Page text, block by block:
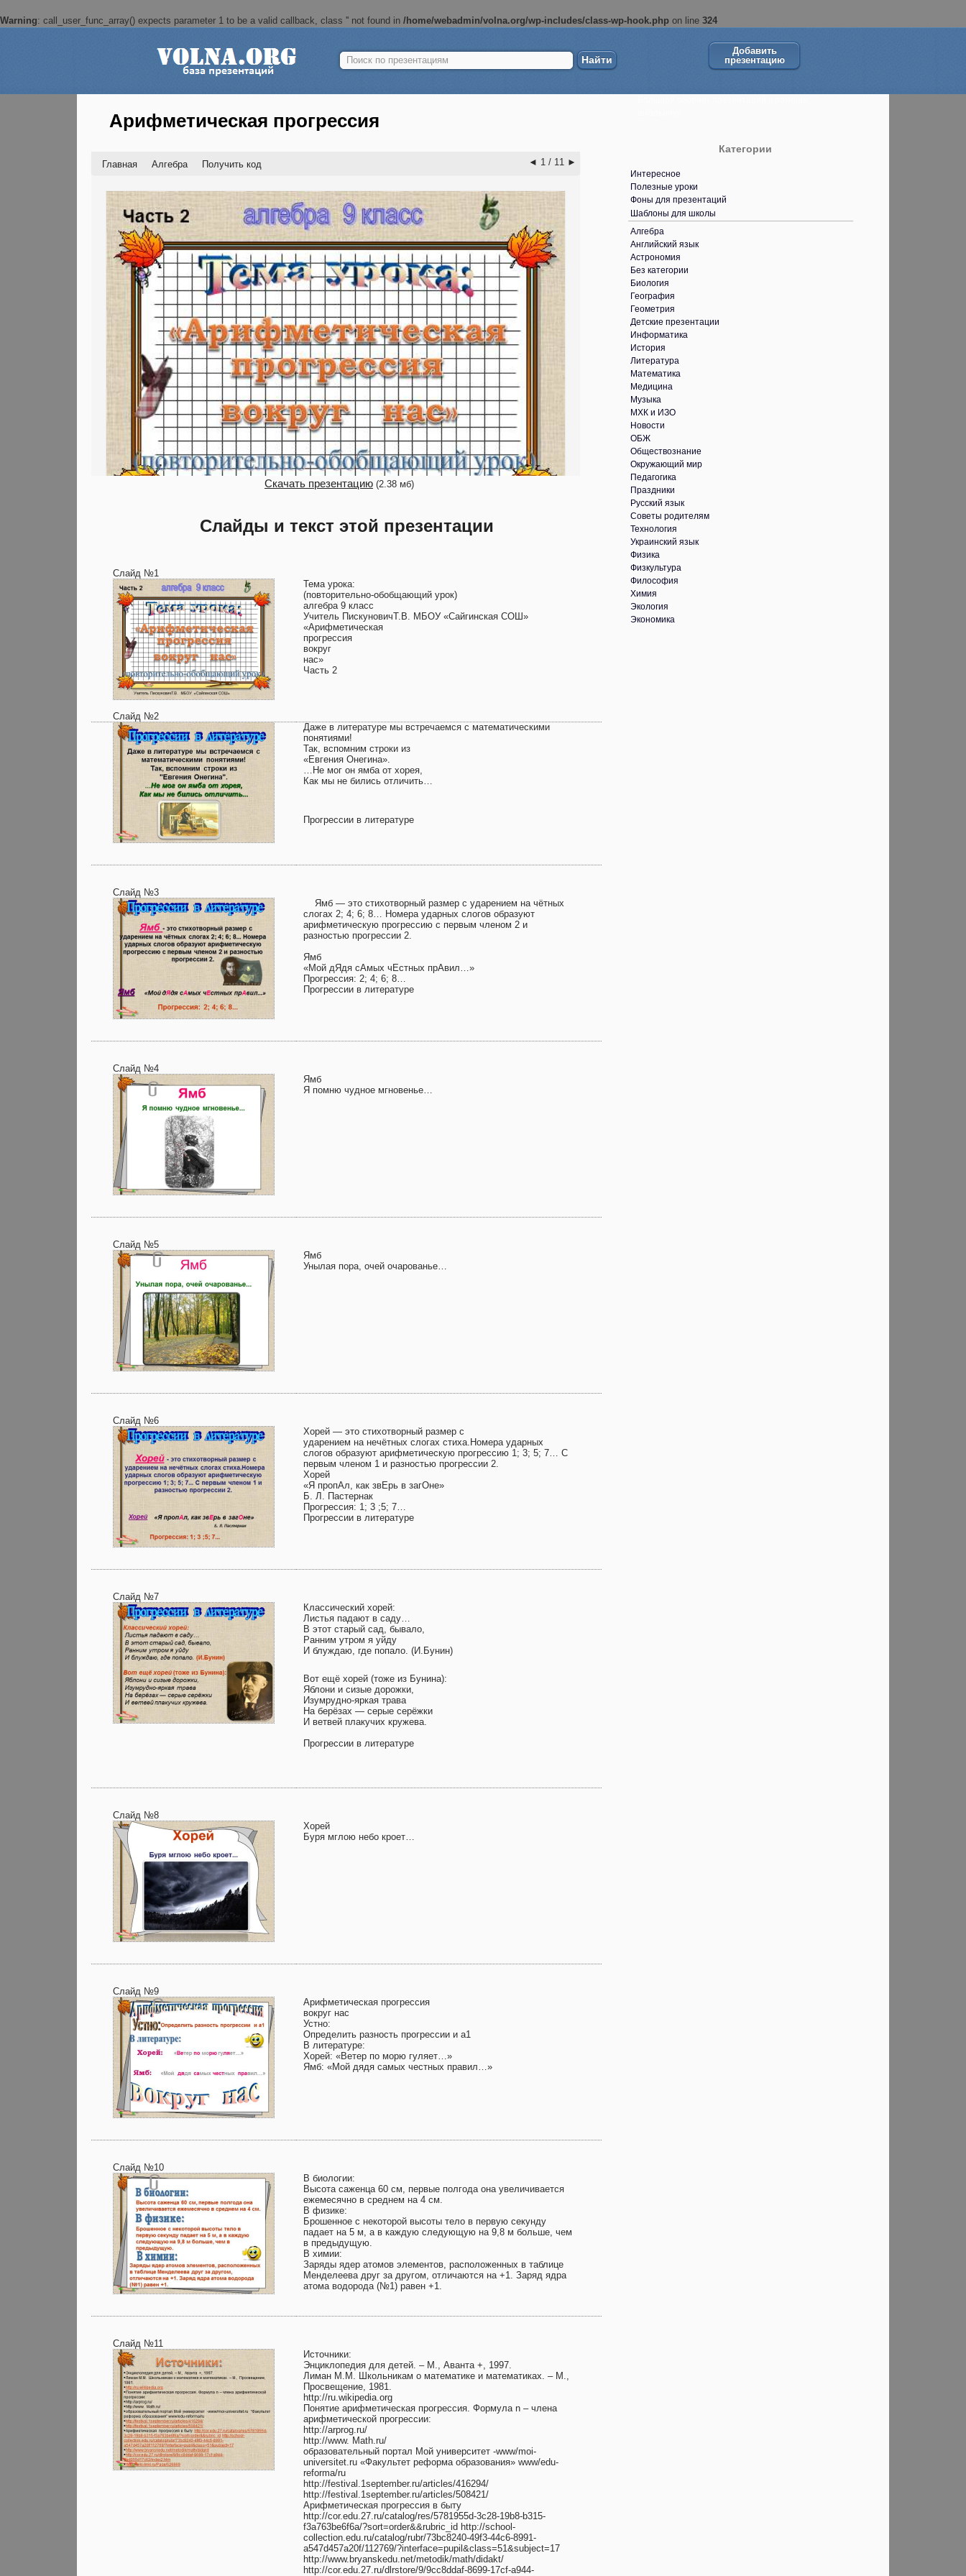
Warning: call_user_func_array() expects parameter 1 to be a valid callback, class '' not found in /home/webadmin/volna.org/wp-includes/class-wp-hook.php on line 324
Найти:
Добавить
презентацию
Арифметическая прогрессия
Главная Алгебра Получить код ◄ 1 / 11 ►
Скачать презентацию (2.38 мб)
Слайды и текст этой презентации
Слайд №1
Тема урока:
(повторительно-обобщающий урок)
алгебра 9 класс
Учитель ПискуновичТ.В. МБОУ «Сайгинская СОШ»
«Арифметическая
прогрессия
вокруг
нас»
Часть 2
Слайд №2
Даже в литературе мы встречаемся с математическими
понятиями!
Так, вспомним строки из
«Евгения Онегина».
…Не мог он ямба от хорея,
Как мы не бились отличить…
Прогрессии в литературе
Слайд №3
Ямб — это стихотворный размер с ударением на чётных
слогах 2; 4; 6; 8… Номера ударных слогов образуют
арифметическую прогрессию с первым членом 2 и
разностью прогрессии 2.
Ямб
«Мой дЯдя сАмых чЕстных прАвил…»
Прогрессия: 2; 4; 6; 8…
Прогрессии в литературе
Слайд №4
Ямб
Я помню чудное мгновенье…
Слайд №5
Ямб
Унылая пора, очей очарованье…
Слайд №6
Хорей — это стихотворный размер с
ударением на нечётных слогах стиха.Номера ударных
слогов образуют арифметическую прогрессию 1; 3; 5; 7… С
первым членом 1 и разностью прогрессии 2.
Хорей
«Я пропАл, как звЕрь в загОне»
Б. Л. Пастернак
Прогрессия: 1; 3 ;5; 7…
Прогрессии в литературе
Слайд №7
Классический хорей:
Листья падают в саду…
В этот старый сад, бывало,
Ранним утром я уйду
И блуждаю, где попало. (И.Бунин)
Вот ещё хорей (тоже из Бунина):
Яблони и сизые дорожки,
Изумрудно-яркая трава
На берёзах — серые серёжки
И ветвей плакучих кружева.
Прогрессии в литературе
Слайд №8
Хорей
Буря мглою небо кроет…
Слайд №9
Арифметическая прогрессия
вокруг нас
Устно:
Определить разность прогрессии и а1
В литературе:
Хорей: «Ветер по морю гуляет…»
Ямб: «Мой дядя самых честных правил…»
Слайд №10
В биологии:
Высота саженца 60 см, первые полгода она увеличивается
ежемесячно в среднем на 4 см.
В физике:
Брошенное с некоторой высоты тело в первую секунду
падает на 5 м, а в каждую следующую на 9,8 м больше, чем
в предыдущую.
В химии:
Заряды ядер атомов элементов, расположенных в таблице
Менделеева друг за другом, отличаются на +1. Заряд ядра
атома водорода (№1) равен +1.
Слайд №11
Источники:
Энциклопедия для детей. – М., Аванта +, 1997.
Лиман М.М. Школьникам о математике и математиках. – М.,
Просвещение, 1981.
http://ru.wikipedia.org
Понятие арифметическая прогрессия. Формула n – члена
арифметической прогрессии:
http://arprog.ru/
http://www. Math.ru/
образовательный портал Мой университет -www/moi-
universitet.ru «Факультет реформа образования» www/edu-
reforma/ru
http://festival.1september.ru/articles/416294/
http://festival.1september.ru/articles/508421/
Арифметическая прогрессия в быту
http://cor.edu.27.ru/catalog/res/5781955d-3c28-19b8-b315-
f3a763be6f6a/?sort=order&&rubric_id http://school-
collection.edu.ru/catalog/rubr/73bc8240-49f3-44c6-8991-
a547d457a20f/112769/?interface=pupil&class=51&subject=17
http://www.bryanskedu.net/metodik/math/didakt/
http://cor.edu.27.ru/dlrstore/9/9cc8ddaf-8699-17cf-a944-
Категории
Интересное
Полезные уроки
Фоны для презентаций
Шаблоны для школы
Алгебра
Английский язык
Астрономия
Без категории
Биология
География
Геометрия
Детские презентации
Информатика
История
Литература
Математика
Медицина
Музыка
МХК и ИЗО
Новости
ОБЖ
Обществознание
Окружающий мир
Педагогика
Праздники
Русский язык
Советы родителям
Технология
Украинский язык
Физика
Физкультура
Философия
Химия
Экология
Экономика